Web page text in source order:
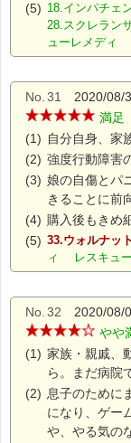
(5) 18.インパチ
28.スクレラ
ューレメディ
No. 31
2020/08/
満足
(1) 自分自身、家
(2) 強度行動障害
(3) 娘の自傷とパ
きることに前
(4) 購入後もきめ
(5) 33.ウォルナッ
ィ レスキュ
No. 32 2020/08/
やや
(1) 家族・親戚、
ら。まだ病院
(2) 息子のために
になり、ゲー
や、やる気の